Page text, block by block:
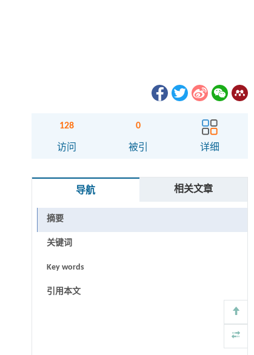
128
访问
0
被引 详细
导航 相关文章
摘要
关键词
Key words
引用本文